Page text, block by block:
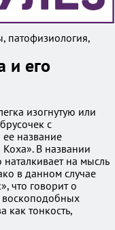
патофизиология,
и его
изогнутую или
с
название
В названии
на мысль
в данном случае
что говорит о
как тонкость,